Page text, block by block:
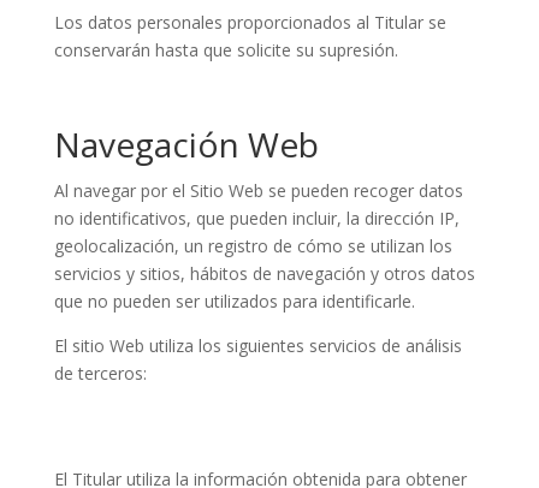
Los datos personales proporcionados al Titular se
conservarán hasta que solicite su supresión.
Navegación Web
Al navegar por el Sitio Web se pueden recoger datos
no identificativos, que pueden incluir, la dirección IP,
geolocalización, un registro de cómo se utilizan los
servicios y sitios, hábitos de navegación y otros datos
que no pueden ser utilizados para identificarle.
El sitio Web utiliza los siguientes servicios de análisis
de terceros:
El Titular utiliza la información obtenida para obtener